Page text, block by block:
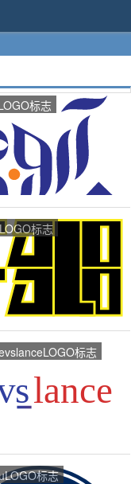
标志
标志
标志
标志